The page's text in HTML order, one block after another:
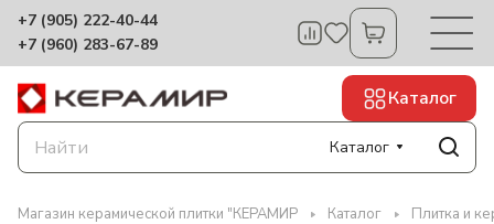
+7 (905) 222-40-44
+7 (960) 283-67-89
Каталог
Каталог
Магазин керамической плитки "КЕРАМИР Каталог Плитка и